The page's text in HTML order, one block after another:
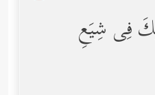
فِی شِیَعِ